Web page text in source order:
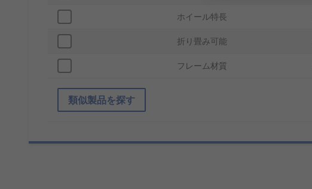
ホイール特長
折り畳み可能
フレーム材質
類似製品を探す